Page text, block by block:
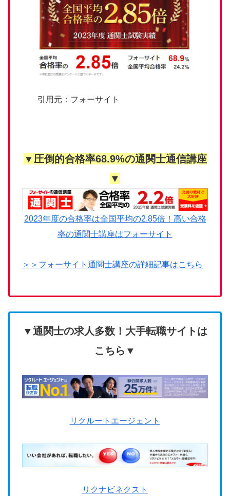
引用元：フォーサイト
▼圧倒的合格率68.9%の通関士通信講座
▼
2023年度の合格率は全国平均の2.85倍！高い合格
率の通関士講座はフォーサイト
＞＞フォーサイト通関士講座の詳細記事はこちら
▼通関士の求人多数！大手転職サイトは
こちら▼
リクルートエージェント
リ クナビネクスト